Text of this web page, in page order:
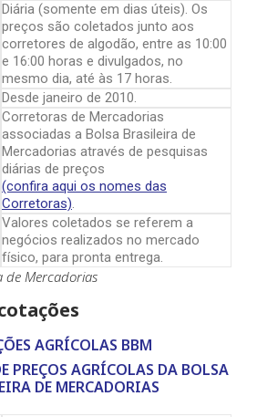
Diária (somente em dias úteis). Os
preços são coletados junto aos
corretores de algodão, entre as 10:00
e 16:00 horas e divulgados, no
mesmo dia, até às 17 horas.
Desde janeiro de 2010.
Corretoras de Mercadorias
associadas a Bolsa Brasileira de
Mercadorias através de pesquisas
diárias de preços
(confira aqui os nomes das
Corretoras).
Valores coletados se referem a
negócios realizados no mercado
físico, para pronta entrega.
de Mercadorias
AGRÍCOLAS BBM
PREÇOS AGRÍCOLAS DA BOLSA
DE MERCADORIAS